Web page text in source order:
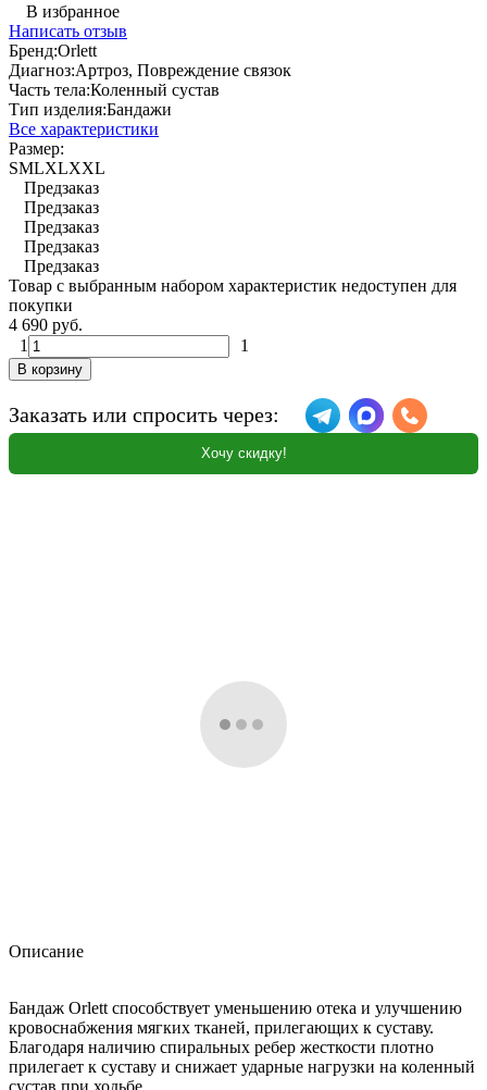
В избранное
Написать отзыв
Бренд:Orlett
Диагноз:Артроз, Повреждение связок
Часть тела:Коленный сустав
Тип изделия:Бандажи
Все характеристики
Размер:
SMLXLXXL
Предзаказ
Предзаказ
Предзаказ
Предзаказ
Предзаказ
Товар с выбранным набором характеристик недоступен для
покупки
4 690 руб.
1
1
В корзину
Заказать или спросить через:
Хочу скидку!
Описание
Бандаж Orlett способствует уменьшению отека и улучшению
кровоснабжения мягких тканей, прилегающих к суставу.
Благодаря наличию спиральных ребер жесткости плотно
прилегает к суставу и снижает ударные нагрузки на коленный
сустав при ходьбе.